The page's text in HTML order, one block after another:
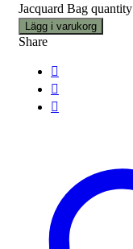
Jacquard Bag quantity
Lägg i varukorg
Share